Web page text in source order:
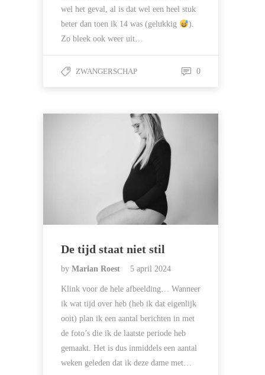
wel het geval, al is dat wel een heel stuk
beter dan toen ik 14 was (gelukkig
).
Zo bleek ook weer uit…
ZWANGERSCHAP 0
De tijd staat niet stil
by Marian Roest 5 april 2024
Klink voor de hele afbeelding… Wanneer
ik wat tijd over heb (heb ik dat eigenlijk
ooit) plan ik een aantal berichten in met
de foto’s die ik de laatste periode heb
gemaakt. Het is dus inmiddels een aantal
weken geleden dat ik deze dame met…